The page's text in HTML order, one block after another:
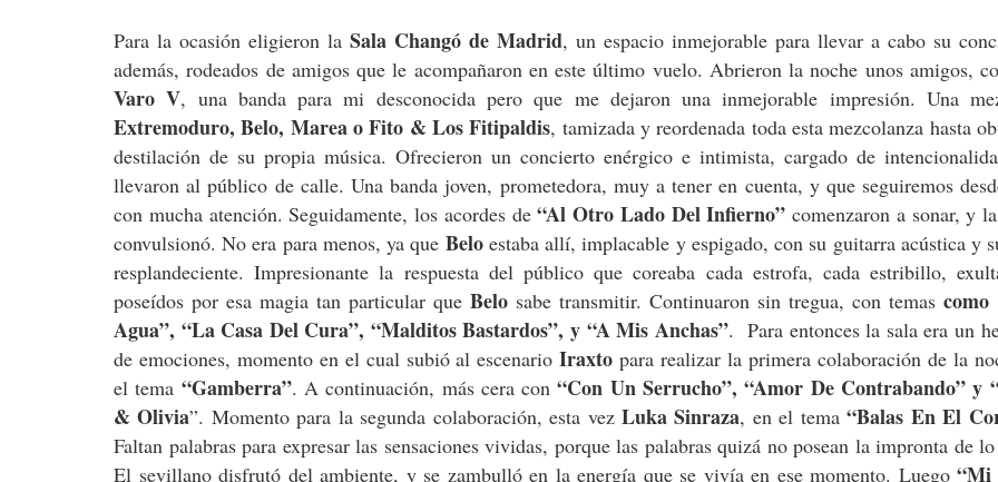
Para la ocasión eligieron laSala Changó de Madrid, un espacio inmejorable para llevar a cabo su
además, rodeados de amigos que le acompañaron en este último vuelo. Abrieron la noche unos amigos,
Varo V, una banda para mi desconocida pero que me dejaron una inmejorable impresión. Una
Extremoduro, Belo, Marea o Fito & Los Fitipaldis, tamizada y reordenada toda esta mezcolanza hasta
destilación de su propia música. Ofrecieron un concierto enérgico e intimista, cargado de
llevaron al público de calle. Una banda joven, prometedora, muy a tener en cuenta, y que seguiremos
con mucha atención. Seguidamente, los acordes de“Al Otro Lado Del Infierno” comenzaron a sonar, y
convulsionó. No era para menos, ya que Beloestaba allí, implacable y espigado, con su guitarra acústica y
resplandeciente. Impresionante la respuesta del público que coreaba cada estrofa, cada estribillo,
poseídos por esa magia tan particular queBelo sabe transmitir. Continuaron sin tregua, con temascomo
Agua”, “La Casa Del Cura”, “Malditos Bastardos”, y “A Mis Anchas”. Para entonces la sala era un
de emociones, momento en el cual subió al escenarioIraxto para realizar la primera colaboración de la
el tema “Gamberra”. A continuación, más cera con“Con Un Serrucho”, “Amor De Contrabando” y
& Olivia”. Momento para la segunda colaboración, esta vez Luka Sinraza, en el tema“Balas En El
Faltan palabras para expresar las sensaciones vividas, porque las palabras quizá no posean la impronta de
El sevillano disfrutó del ambiente, y se zambulló en la energía que se vivía en ese momento. Luego“Mi